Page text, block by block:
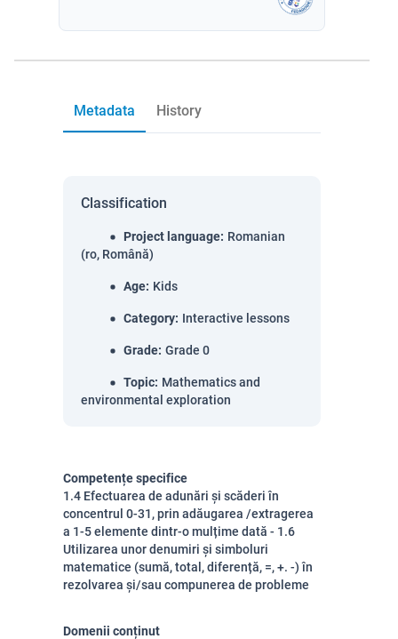
Metadata History
Classification
Project language: Romanian
(ro, Română)
Age: Kids
Category: Interactive lessons
Grade: Grade 0
Topic: Mathematics and
environmental exploration
Competențe specifice
1.4 Efectuarea de adunări și scăderi în
concentrul 0-31, prin adăugarea /extragerea
a 1-5 elemente dintr-o mulțime dată - 1.6
Utilizarea unor denumiri și simboluri
matematice (sumă, total, diferență, =, +. -) în
rezolvarea și/sau compunerea de probleme
Domenii conținut